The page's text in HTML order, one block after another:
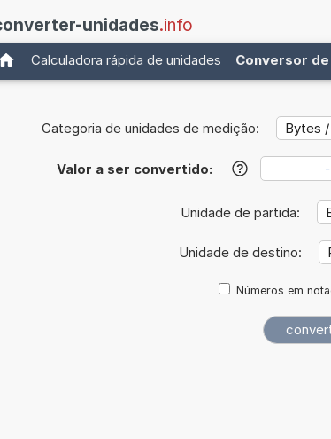
unidades.info
Calculadora rápida de unidades Conversor
Categoria de unidades de medição:
Valor a ser convertido: ?
Unidade de partida:
Unidade de destino:
Números em